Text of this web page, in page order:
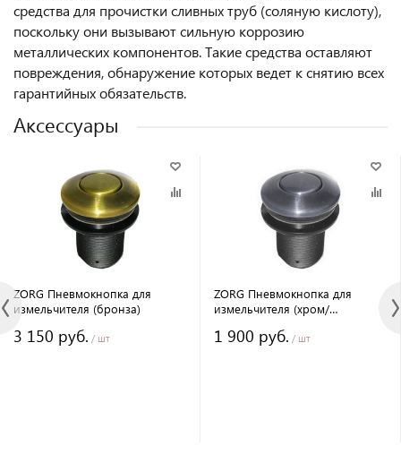
средства для прочистки сливных труб (соляную кислоту),
поскольку они вызывают сильную коррозию
металлических компонентов. Такие средства оставляют
повреждения, обнаружение которых ведет к снятию всех
гарантийных обязательств.
Аксессуары
ZORG Пневмокнопка для
измельчителя (бронза)
3 150 руб. / шт
ZORG Пневмокнопка для
измельчителя (хром/
1 900 руб. / шт